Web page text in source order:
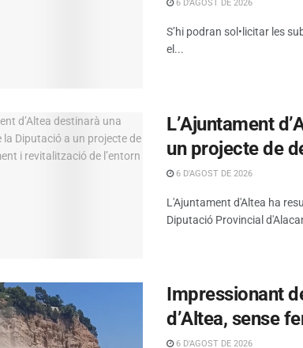
6 D'AGOST DE 2026
S’hi podran sol•licitar les
el...
L’Ajuntament
un projecte de
6 D'AGOST DE 2026
L'Ajuntament d'Altea ha
Diputació Provincial
Impressionant
d’Altea, sense
6 D'AGOST DE 2026